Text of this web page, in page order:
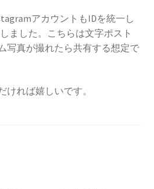
アカウントもIDを統一し
ました。こちらは文字ポスト
写真が撮れたら共有する想定で
ければ嬉しいです。